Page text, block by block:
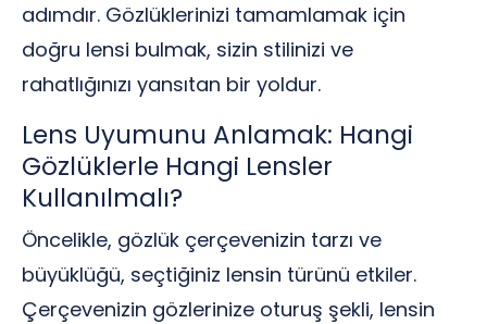
adımdır. Gözlüklerinizi tamamlamak için
doğru lensi bulmak, sizin stilinizi ve
rahatlığınızı yansıtan bir yoldur.
Lens Uyumunu Anlamak: Hangi
Gözlüklerle Hangi Lensler
Kullanılmalı?
Öncelikle, gözlük çerçevenizin tarzı ve
büyüklüğü, seçtiğiniz lensin türünü etkiler.
Çerçevenizin gözlerinize oturuş şekli, lensin